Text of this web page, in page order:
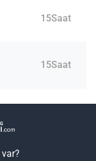
15Saat
15Saat
var?